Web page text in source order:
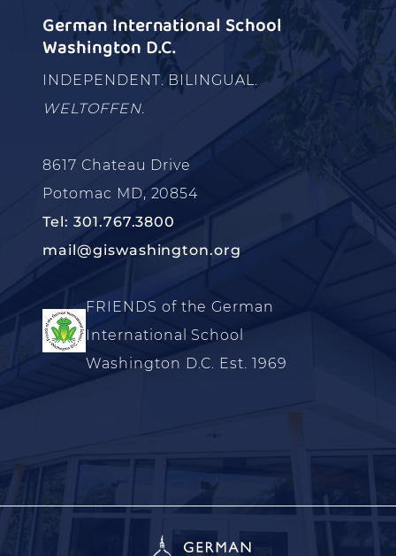
German International School
Washington D.C.
INDEPENDENT. BILINGUAL.
WELTOFFEN.
8617 Chateau Drive
Potomac MD, 20854
Tel: 301.767.3800
mail@giswashington.org
FRIENDS of the German
International School
Washington D.C. Est. 1969